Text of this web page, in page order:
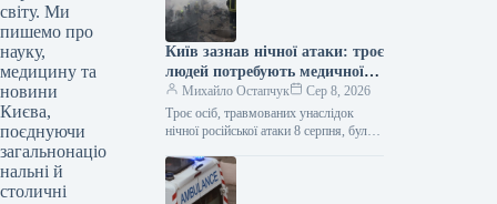
світу. Ми
пишемо про
науку,
медицину та
новини
Києва,
поєднуючи
загальнонаціо
нальні й
столичні
Київ зазнав нічної атаки: троє
людей потребують медичної
допомоги
Михайло Остапчук
Сер 8, 2026
Троє осіб, травмованих унаслідок
нічної російської атаки 8 серпня, були
столиці. Як передає Укрінформ,
інформацію про…